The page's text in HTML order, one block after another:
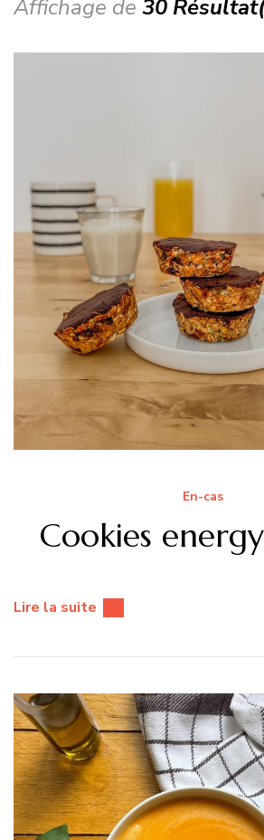
Affichage de 30
En-cas
Cookies
Lire la suite